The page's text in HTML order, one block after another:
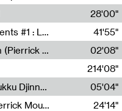
28'00"
Sous le paysage - Habiter les éléments #1 : Les éléments et les débordements du vivant
41'55"
Simb Gaïdé ou la danse du faux lion (Pierrick Mouton)
02'08"
214'08"
Non à l'émigration Clandestine - Rukku Djinne Squad (Eden Tinto Collins)
05'04"
Mama Counda, l'esprit du puits - Pierrick Mouton
24'14"